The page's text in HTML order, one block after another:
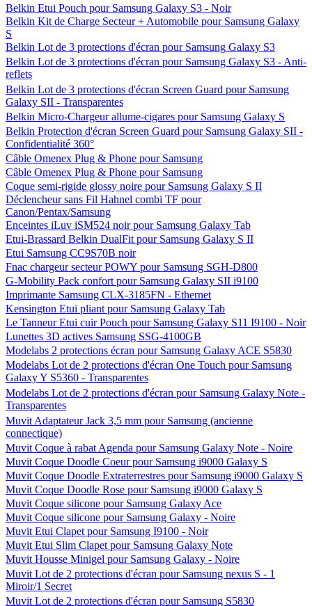
Belkin Etui Pouch pour Samsung Galaxy S3 - Noir
Belkin Kit de Charge Secteur + Automobile pour Samsung Galaxy
S
Belkin Lot de 3 protections d'écran pour Samsung Galaxy S3
Belkin Lot de 3 protections d'écran pour Samsung Galaxy S3 - Anti-
reflets
Belkin Lot de 3 protections d'écran Screen Guard pour Samsung
Galaxy SII - Transparentes
Belkin Micro-Chargeur allume-cigares pour Samsung Galaxy S
Belkin Protection d'écran Screen Guard pour Samsung Galaxy SII -
Confidentialité 360°
Câble Omenex Plug & Phone pour Samsung
Câble Omenex Plug & Phone pour Samsung
Coque semi-rigide glossy noire pour Samsung Galaxy S II
Déclencheur sans Fil Hahnel combi TF pour
Canon/Pentax/Samsung
Enceintes iLuv iSM524 noir pour Samsung Galaxy Tab
Etui-Brassard Belkin DualFit pour Samsung Galaxy S II
Etui Samsung CC9S70B noir
Fnac chargeur secteur POWY pour Samsung SGH-D800
G-Mobility Pack confort pour Samsung Galaxy SII i9100
Imprimante Samsung CLX-3185FN - Ethernet
Kensington Etui pliant pour Samsung Galaxy Tab
Le Tanneur Etui cuir Pouch pour Samsung Galaxy S11 I9100 - Noir
Lunettes 3D actives Samsung SSG-4100GB
Modelabs 2 protections écran pour Samsung Galaxy ACE S5830
Modelabs Lot de 2 protections d'écran One Touch pour Samsung
Galaxy Y S5360 - Transparentes
Modelabs Lot de 2 protections d'écran pour Samsung Galaxy Note -
Transparentes
Muvit Adaptateur Jack 3,5 mm pour Samsung (ancienne
connectique)
Muvit Coque à rabat Agenda pour Samsung Galaxy Note - Noire
Muvit Coque Doodle Coeur pour Samsung i9000 Galaxy S
Muvit Coque Doodle Extraterrestres pour Samsung i9000 Galaxy S
Muvit Coque Doodle Rose pour Samsung i9000 Galaxy S
Muvit Coque silicone pour Samsung Galaxy Ace
Muvit Coque silicone pour Samsung Galaxy - Noire
Muvit Etui Clapet pour Samsung I9100 - Noir
Muvit Etui Slim Clapet pour Samsung Galaxy Note
Muvit Housse Minigel pour Samsung Galaxy - Noire
Muvit Lot de 2 protections d'écran pour Samsung nexus S - 1
Miroir/1 Secret
Muvit Lot de 2 protections d'écran pour Samsung S5830